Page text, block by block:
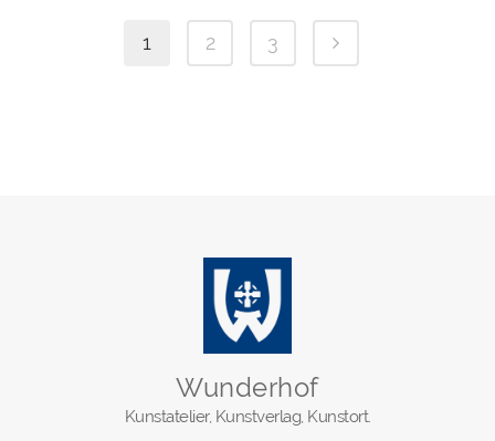
1 2 3
Wunderhof
Kunstatelier, Kunstverlag, Kunstort.